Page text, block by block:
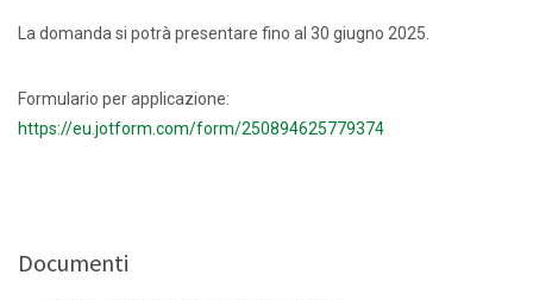
La domanda si potrà presentare fino al 30 giugno 2025.
Formulario per applicazione:
https://eu.jotform.com/form/250894625779374
Documenti